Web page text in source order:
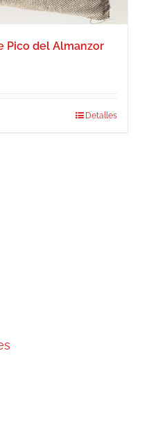
Pico del Almanzor
Detalles